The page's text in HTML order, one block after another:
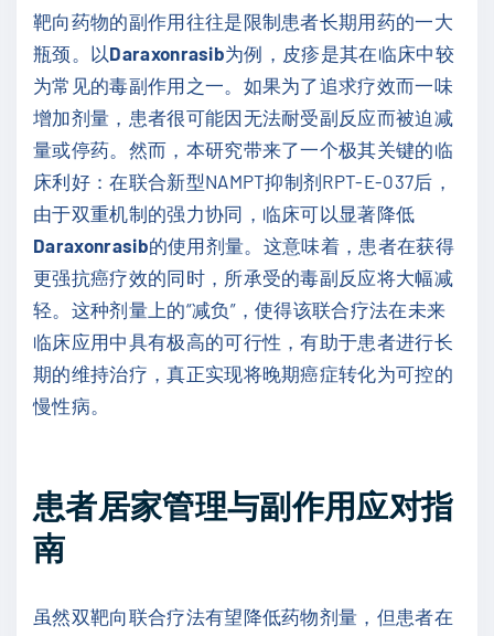
靶向药物的副作用往往是限制患者长期用药的一大
瓶颈。以 Daraxonrasib为例，皮疹是其在临床中较
为常见的毒副作用之一。如果为了追求疗效而一味
增加剂量，患者很可能因无法耐受副反应而被迫减
量或停药。然而，本研究带来了一个极其关键的临
床利好：在联合新型NAMPT抑制剂RPT-E-037后，
由于双重机制的强力协同，临床可以显著降低
Daraxonrasib的使用剂量。这意味着，患者在获得
更强抗癌疗效的同时，所承受的毒副反应将大幅减
轻。这种剂量上的“减负”，使得该联合疗法在未来
临床应用中具有极高的可行性，有助于患者进行长
期的维持治疗，真正实现将晚期癌症转化为可控的
慢性病。
患者居家管理与副作用应对指
南
虽然双靶向联合疗法有望降低药物剂量，但患者在